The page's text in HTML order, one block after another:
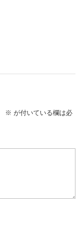
※ が付いている欄は必